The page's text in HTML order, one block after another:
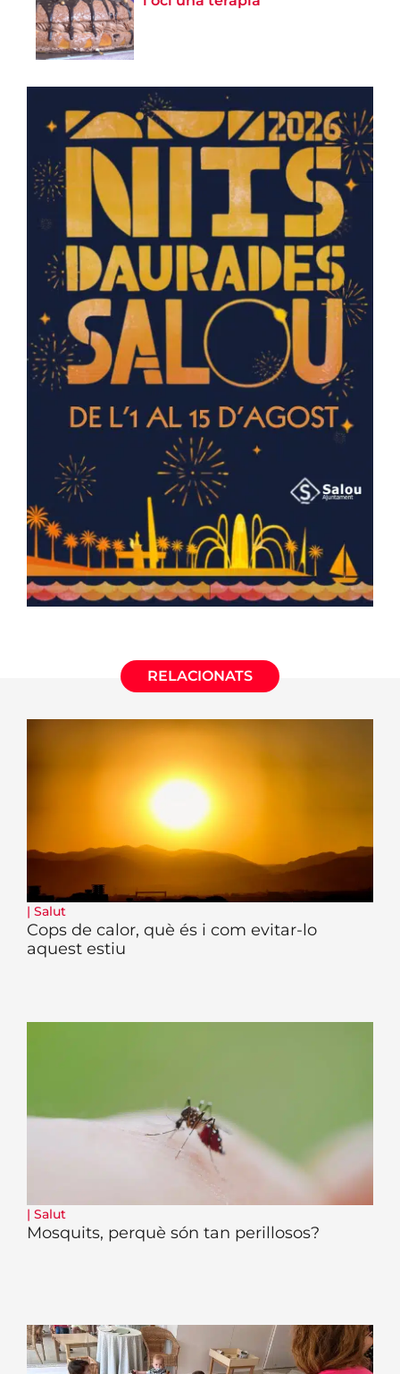
RELACIONATS
| Salut
Cops de calor, què és i com evitar-lo
aquest estiu
| Salut
Mosquits, perquè són tan perillosos?